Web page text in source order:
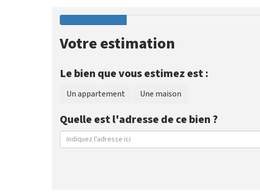
Votre estimation
Le bien que vous estimez est :
Un appartement Une maison
Quelle est l'adresse de ce bien ?